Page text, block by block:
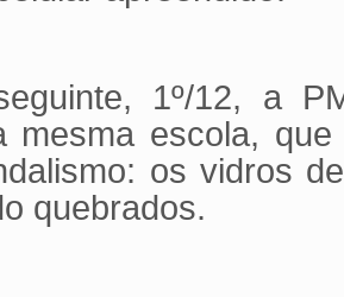
1º/12, a
mesma escola,
os vidros
quebrados.